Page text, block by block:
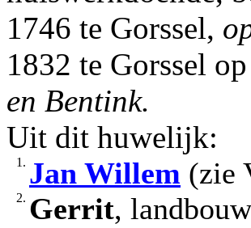
1746 te Gorssel,
1832 te Gorssel
en Bentink.
Uit dit huwelijk:
1. Jan Willem (zie
2. Gerrit,